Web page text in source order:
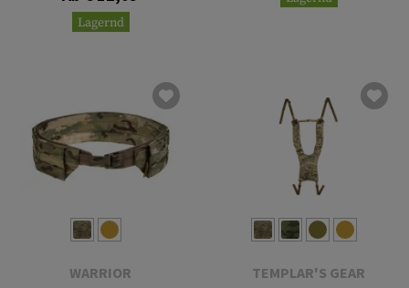
Lagernd
WARRIOR TEMPLAR'S GEAR